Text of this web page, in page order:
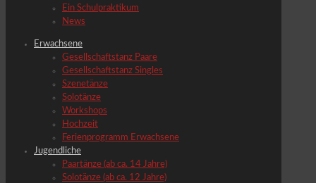
Ein Schulpraktikum
News
Erwachsene
Gesellschaftstanz Paare
Gesellschaftstanz Singles
Szenetänze
Solotänze
Workshops
Hochzeit
Ferienprogramm Erwachsene
Jugendliche
Paartänze (ab ca. 14 Jahre)
Solotänze (ab ca. 12 Jahre)